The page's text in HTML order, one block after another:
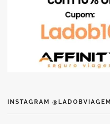
INSTAGRAM @LADOBVIAGEM